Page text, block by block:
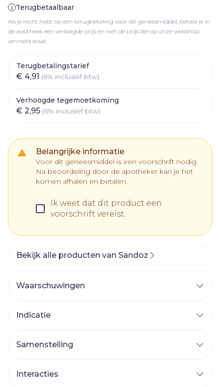
Terugbetaalbaar
Als je recht hebt op een terugbetaling voor dit geneesmiddel, betaal je in
de apotheek een verlaagde prijs en niet de prijs die op onze webshop
vermeld staat.
Terugbetalingstarief
€ 4,91 (6% inclusief btw)
Verhoogde tegemoetkoming
€ 2,95 (6% inclusief btw)
Belangrijke informatie
Voor dit geneesmiddel is een voorschrift nodig.
Na beoordeling door de apotheker kan je het
komen afhalen en betalen.
Ik weet dat dit product een
voorschrift vereist.
Bekijk alle producten van Sandoz
Waarschuwingen
moet u er extra voorzichtig mee zijn?
U bent allergisch voor een van de stoffen in
Indicatie
Samenstelling
Interacties